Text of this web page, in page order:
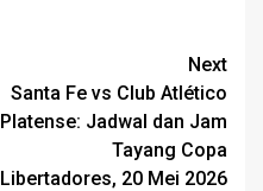
Next
Santa Fe vs Club Atlético
Platense: Jadwal dan Jam
Tayang Copa
Libertadores, 20 Mei 2026